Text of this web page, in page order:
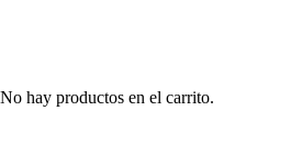
No hay productos en el carrito.